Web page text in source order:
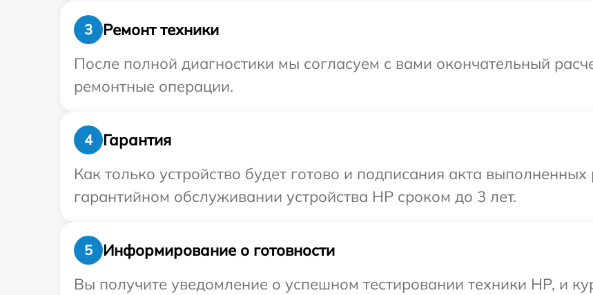
3
Ремонт техники
После полной диагностики мы согласуем с вами окончательный
ремонтные операции.
4
Гарантия
Как только устройство будет готово и подписания акта
гарантийном обслуживании устройства HP сроком до 3 лет.
5
Информирование о готовности
Вы получите уведомление о успешном тестировании техники HP, и